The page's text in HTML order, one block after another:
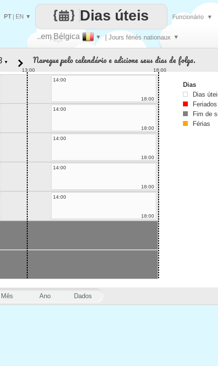
Faça
..em Bélgica ▼ | Jours fériés nationaux ▼
Dias úteis
PT| EN ▼ Funcionário ▼
Mês Ano Dados
▼ Navegue pelo calendário e adicione seus dias de folga.
13:00
18:00
14:00
18:00
14:00
18:00
14:00
18:00
14:00
18:00
14:00
18:00
Dias
Dias
Feriados
Fim de
Férias